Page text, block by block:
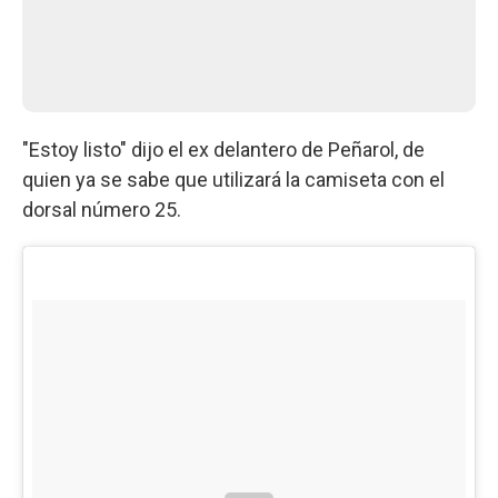
"Estoy listo" dijo el ex delantero de Peñarol, de
quien ya se sabe que utilizará la camiseta con el
dorsal número 25.